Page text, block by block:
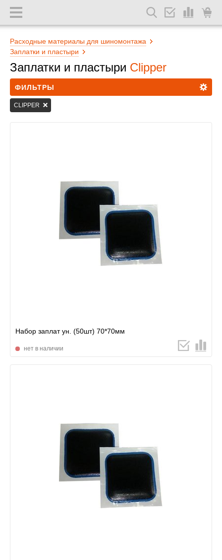
Расходные материалы для шиномонтажа
Заплатки и пластыри
Заплатки и пластыри Clipper
ФИЛЬТРЫ
CLIPPER
Набор заплат ун. (50шт) 70*70мм
нет в наличии